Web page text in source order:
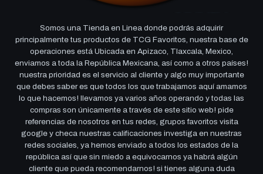
Somos una Tienda en Linea donde podrás adquirir
principalmente tus productos de TCG Favoritos, nuestra base de
operaciones está Ubicada en Apizaco, Tlaxcala, Mexico,
enviamos a toda la República Mexicana, así como a otros países!
nuestra prioridad es el servicio al cliente y algo muy importante
que debes saber es que todos los que trabajamos aquí amamos
lo que hacemos! llevamos ya varios años operando y todas las
compras son únicamente a través de este sitio web! pide
referencias de nosotros en tus redes, grupos favoritos visita
google y checa nuestras calificaciones investiga en nuestras
redes sociales, ya hemos enviado a todos los estados de la
república así que sin miedo a equivocarnos ya habrá algún
cliente que pueda recomendarnos! si tienes alguna duda